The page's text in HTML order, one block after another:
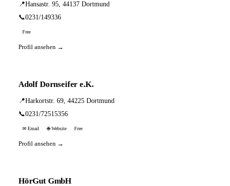
📍Hansastr. 95, 44137 Dortmund
📞0231/149336
Free
Profil ansehen →
Adolf Dornseifer e.K.
📍Harkortstr. 69, 44225 Dortmund
📞0231/72515356
✉ Email 🌐 Website Free
Profil ansehen →
HörGut GmbH